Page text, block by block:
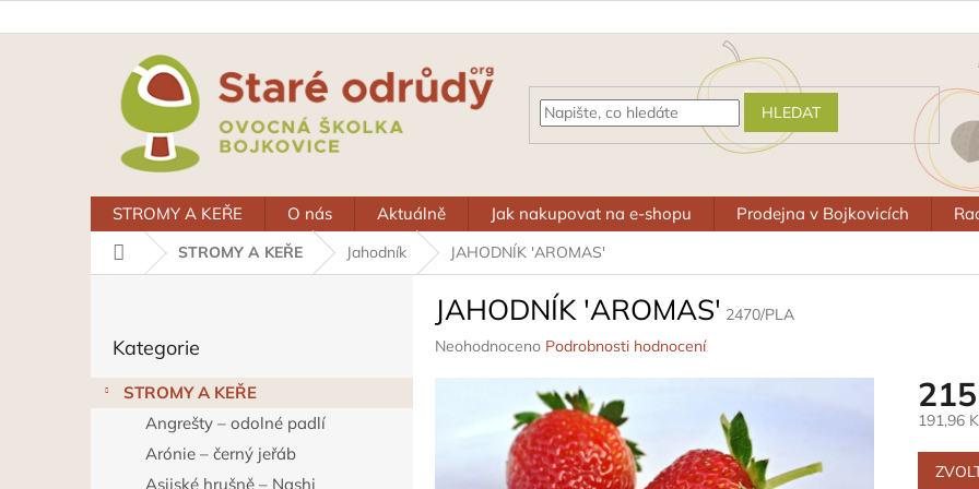
na
HLEDAT
STROMY A KEŘE O nás Aktuálně Jak nakupovat na e-shopu Prodejna v Bojkovicích
Domů STROMY A KEŘE Jahodník JAHODNÍK 'AROMAS'
kategorie
Kategorie
STROMY A KEŘE
Angrešty – odolné padlí
Arónie – černý jeřáb
Asijské hrušně – Nashi
JAHODNÍK 'AROMAS' 2470/PLA
Průměrné
Neohodnoceno Podrobnosti hodnocení
191,96
Měrná
cena: